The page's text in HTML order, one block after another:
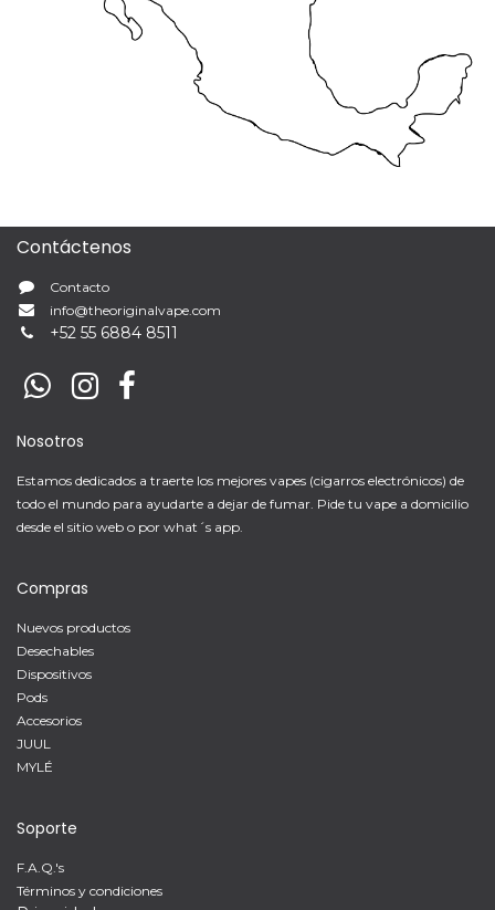
Contáctenos
Contacto
info@theoriginalvape.com
+52 55 6884 8511
Nosotros
Estamos dedicados a traerte los mejores vapes (cigarros electrónicos) de
todo el mundo para ayudarte a dejar de fumar. Pide tu vape a domicilio
desde el sitio web o por what´s app.
Compras
Nuevos productos
Desechables
Dispositivos
Pods
Accesorios
JUUL
MYLÉ
Soporte
F.A.Q.'s
Términos y condiciones